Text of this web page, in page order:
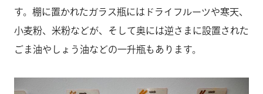
す。棚に置かれたガラス瓶にはドライフルーツや寒天、
小麦粉、米粉などが、そして奥には逆さまに設置された
ごま油やしょう油などの一升瓶もあります。